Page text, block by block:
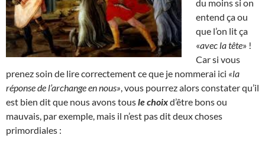
du moins si on
entend ça ou
que l’on lit ça
«avec la tête» !
Car si vous
prenez soin de lire correctement ce que je nommerai ici «la
réponse de l’archange en nous» , vous pourrez alors constater qu’il
est bien dit que nous avons tousle choixd’être bons ou
mauvais, par exemple, mais il n’est pas dit deux choses
primordiales :